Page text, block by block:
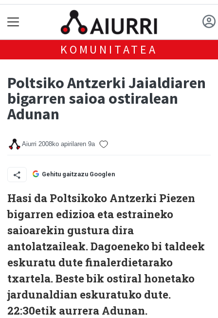
KOMUNITATEA
Poltsiko Antzerki Jaialdiaren
bigarren saioa ostiralean
Adunan
Aiurri 2008ko apirilaren 9a
Gehitu gaitzazu Googlen
Hasi da Poltsikoko Antzerki Piezen
bigarren edizioa eta estraineko
saioarekin gustura dira
antolatzaileak. Dagoeneko bi taldeek
eskuratu dute finalerdietarako
txartela. Beste bik ostiral honetako
jardunaldian eskuratuko dute.
22:30etik aurrera Adunan.